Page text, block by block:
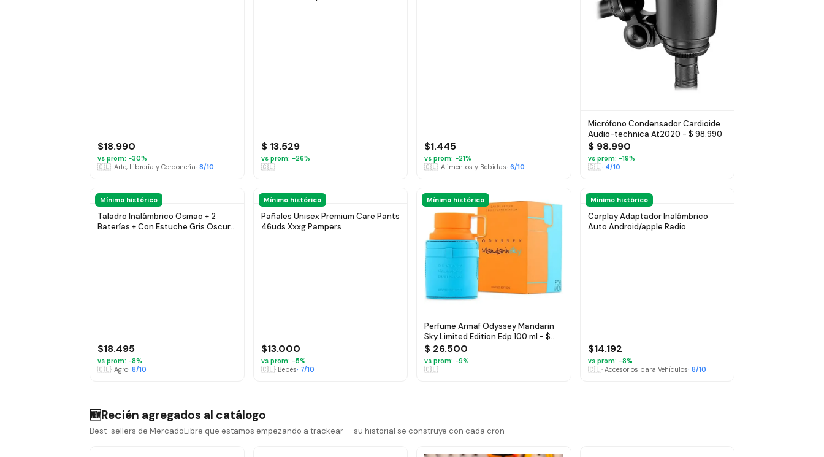
$18.990
vs prom: −30%
🇨🇱· Arte, Librería y Cordonería· 8/10
$ 13.529
vs prom: −26%
🇨🇱
$1.445
vs prom: −21%
🇨🇱· Alimentos y Bebidas· 6/10
Micrófono Condensador Cardioide
Audio-technica At2020 - $ 98.990
$ 98.990
vs prom: −19%
🇨🇱· 4/10
Mínimo histórico
Taladro Inalámbrico Osmao + 2
Baterías + Con Estuche Gris Oscuro
$18.495
vs prom: −8%
🇨🇱· Agro· 8/10
Mínimo histórico
Pañales Unisex Premium Care Pants
46uds Xxxg Pampers
$13.000
vs prom: −5%
🇨🇱· Bebés· 7/10
Mínimo histórico
Perfume Armaf Odyssey Mandarin
Sky Limited Edition Edp 100 ml - $
26.500
$ 26.500
vs prom: −9%
🇨🇱
Mínimo histórico
Carplay Adaptador Inalámbrico
Auto Android/apple Radio
$14.192
vs prom: −8%
🇨🇱· Accesorios para Vehículos· 8/10
🆕Recién agregados al catálogo
Best-sellers de MercadoLibre que estamos empezando a trackear — su historial se construye con cada cron